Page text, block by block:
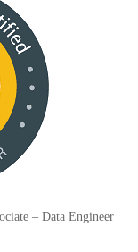
– Data Engineer